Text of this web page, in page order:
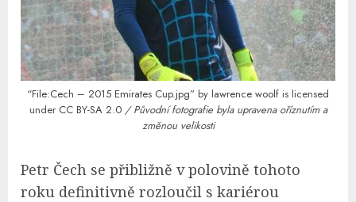
“File:Cech – 2015 Emirates Cup.jpg” by lawrence woolf is licensed
under CC BY-SA 2.0 / Původní fotografie byla upravena oříznutím a
změnou velikosti
Petr Čech se přibližně v polovině tohoto
roku definitivně rozloučil s kariérou